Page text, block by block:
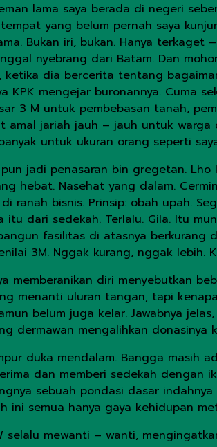
lama saya berada di negeri
yang belum pernah saya
Bukan iri, bukan. Hanya
nyebrang dari Batam. Dan
dia bercerita tentang
KPK mengejar buronannya. Cuma
3 M untuk pembebasan tanah,
jariah jauh – jauh untuk
untuk ukuran orang seperti
jadi penasaran bin gregetan.
hebat. Nasehat yang dalam.
ranah bisnis. Prinsip: obah upah.
itu dari sedekah. Terlalu. Gila. Itu
fasilitas di atasnya berkurang
3M. Nggak kurang, nggak
memberanikan diri menyebutkan
menanti uluran tangan, tapi
belum juga kelar. Jawabnya
dermawan mengalihkan
duka mendalam. Bangga
dan memberi sedekah dengan
sebuah pondasi dasar
ini semua hanya gaya kehidupan
selalu mewanti – wanti,